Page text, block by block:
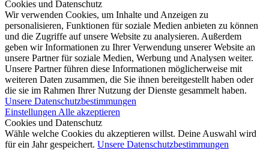
Cookies und Datenschutz
Wir verwenden Cookies, um Inhalte und Anzeigen zu
personalisieren, Funktionen für soziale Medien anbieten zu können
und die Zugriffe auf unsere Website zu analysieren. Außerdem
geben wir Informationen zu Ihrer Verwendung unserer Website an
unsere Partner für soziale Medien, Werbung und Analysen weiter.
Unsere Partner führen diese Informationen möglicherweise mit
weiteren Daten zusammen, die Sie ihnen bereitgestellt haben oder
die sie im Rahmen Ihrer Nutzung der Dienste gesammelt haben.
Unsere Datenschutzbestimmungen
Einstellungen Alle akzeptieren
Cookies und Datenschutz
Wähle welche Cookies du akzeptieren willst. Deine Auswahl wird
für ein Jahr gespeichert. Unsere Datenschutzbestimmungen